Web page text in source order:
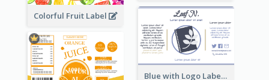
Colorful Fruit Label
Blue with Logo Label